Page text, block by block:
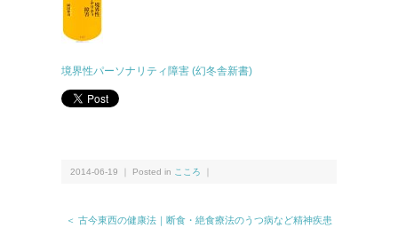
境界性パーソナリティ障害 (幻冬舎新書)
2014-06-19 ｜ Posted in こころ
＜ 古今東西の健康法｜断食・絶食療法のうつ病など精神疾患